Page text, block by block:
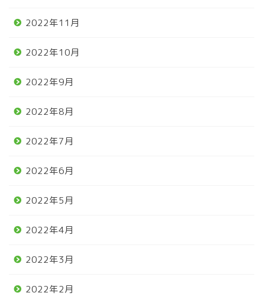
2022年11月
2022年10月
2022年9月
2022年8月
2022年7月
2022年6月
2022年5月
2022年4月
2022年3月
2022年2月